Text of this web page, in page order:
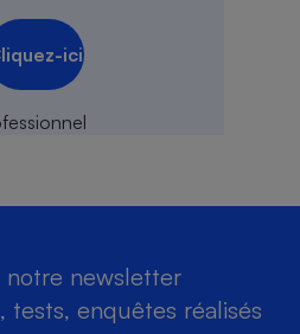
ici
notre newsletter
tests, enquêtes réalisés